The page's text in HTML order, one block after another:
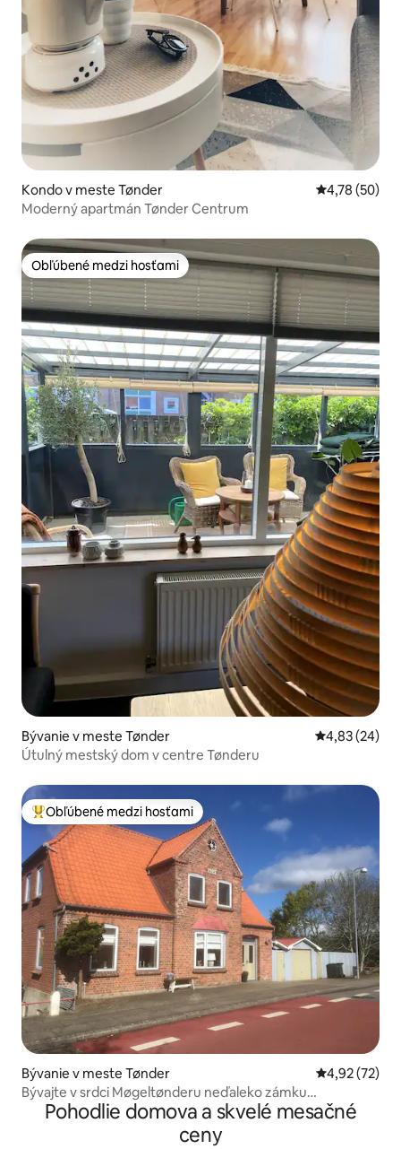
Kondo v meste Tønder Priemerné
4,78 (50)
Moderný apartmán Tønder Centrum
Obľúbené medzi hosťami
Obľúbené medzi hosťami
Bývanie v meste Tønder Priemerné
4,83 (24)
Útulný mestský dom v centre Tønderu
Najobľúbenejšie medzi hosťami
Obľúbené medzi hosťami
Bývanie v meste Tønder Priemerné
4,92 (72)
Bývajte v srdci Møgeltønderu neďaleko zámku
Schackenborg
Pohodlie domova a skvelé mesačné
ceny